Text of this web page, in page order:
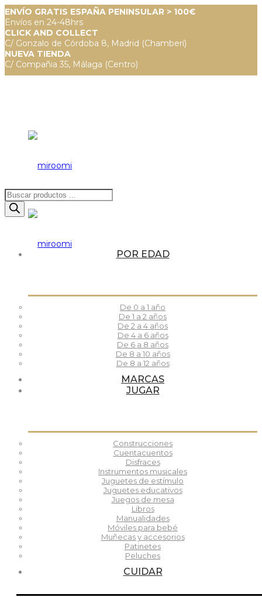
ENVÍO GRATIS ESPAÑA PENINSULAR > 100€
Envíos en 24-48hrs
CLICK AND COLLECT
C/ Gonzalo de Córdoba 8, Madrid (Chamberí)
NUEVA TIENDA
C/ Compañia 35, Málaga (Centro)
Búsqueda
de
productos
POR EDAD
De 0 a 1 año
De 1 a 2 años
De 2 a 4 años
De 4 a 6 años
De 6 a 8 años
De 8 a 10 años
De 8 a 12 años
MARCAS
JUGAR
Construcciones
Cuentacuentos
Disfraces
Instrumentos musicales
Juguetes de estímulo
Juguetes educativos
Juegos de mesa
Libros
Manualidades
Móviles para bebé
Muñecas y accesorios
Patinetes
Peluches
CUIDAR